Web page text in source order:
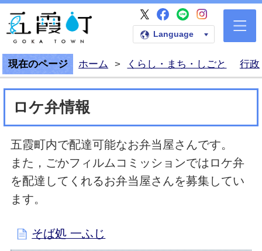
五霞町公式ホームペー
五霞町公式X
五霞町公式
五霞町公式
五霞町
Language
現在のページ ホーム > くらし・まち・しごと 行政
ロケ弁情報
五霞町内で配達可能なお弁当屋さんです。
また，ごかフィルムコミッションではロケ弁
を配達してくれるお弁当屋さんを募集してい
ます。
そば処 一ふじ